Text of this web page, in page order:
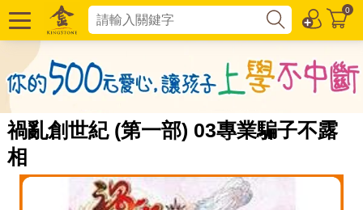
0
禍亂創世紀 (第一部) 03專業騙子不露
相